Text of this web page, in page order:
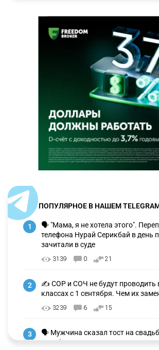
ПОПУЛЯРНОЕ В НАШЕМ
1
🗣 "Мама, я не хотела этого".
телефона Нурай Серикбай в день
зачитали в суде
3139 0 21
2
✍️ СОР и СОЧ не будут проводить
классах с 1 сентября. Чем их
3239 6 15
3
🗣 Мужчина сказал тост на
заработал уголовное дело